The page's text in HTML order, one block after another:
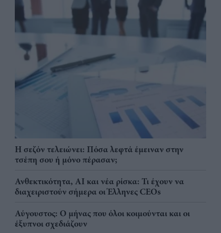
Η σεζόν τελειώνει: Πόσα λεφτά έμειναν στην
τσέπη σου ή μόνο πέρασαν;
Ανθεκτικότητα, AI και νέα ρίσκα: Τι έχουν να
διαχειριστούν σήμερα οι Έλληνες CEOs
Αύγουστος: Ο μήνας που όλοι κοιμούνται και οι
έξυπνοι σχεδιάζουν